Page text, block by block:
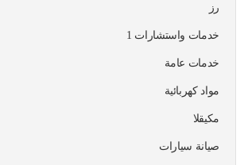
رز
1 خدمات واستشارات
خدمات عامة
مواد كهربائية
مكيقلا
صيانة سيارات